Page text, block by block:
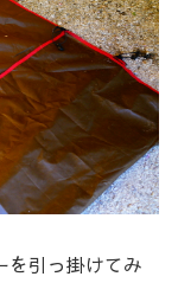
を引っ掛けてみ